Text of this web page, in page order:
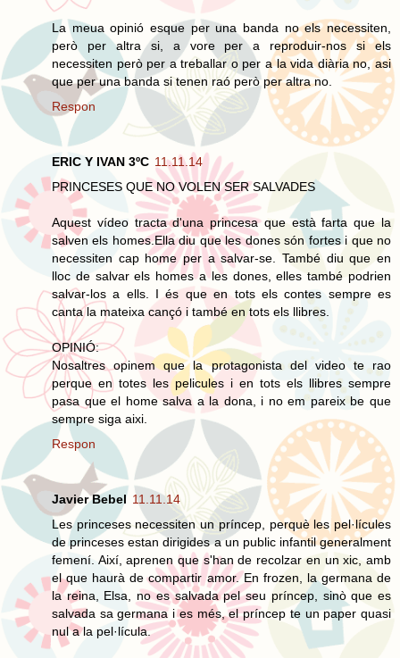
La meua opinió esque per una banda no els necessiten,
però per altra si, a vore per a reproduir-nos si els
necessiten però per a treballar o per a la vida diària no, asi
que per una banda si tenen raó però per altra no.
Respon
ERIC Y IVAN 3ºC 11.11.14
PRINCESES QUE NO VOLEN SER SALVADES
Aquest vídeo tracta d'una princesa que està farta que la
salven els homes.Ella diu que les dones són fortes i que no
necessiten cap home per a salvar-se. També diu que en
lloc de salvar els homes a les dones, elles també podrien
salvar-los a ells. I és que en tots els contes sempre es
canta la mateixa cançó i també en tots els llibres.
OPINIÓ:
Nosaltres opinem que la protagonista del video te rao
perque en totes les pelicules i en tots els llibres sempre
pasa que el home salva a la dona, i no em pareix be que
sempre siga aixi.
Respon
Javier Bebel 11.11.14
Les princeses necessiten un príncep, perquè les pel·lícules
de princeses estan dirigides a un public infantil generalment
femení. Així, aprenen que s'han de recolzar en un xic, amb
el que haurà de compartir amor. En frozen, la germana de
la reina, Elsa, no es salvada pel seu príncep, sinò que es
salvada sa germana i es més, el príncep te un paper quasi
nul a la pel·lícula.